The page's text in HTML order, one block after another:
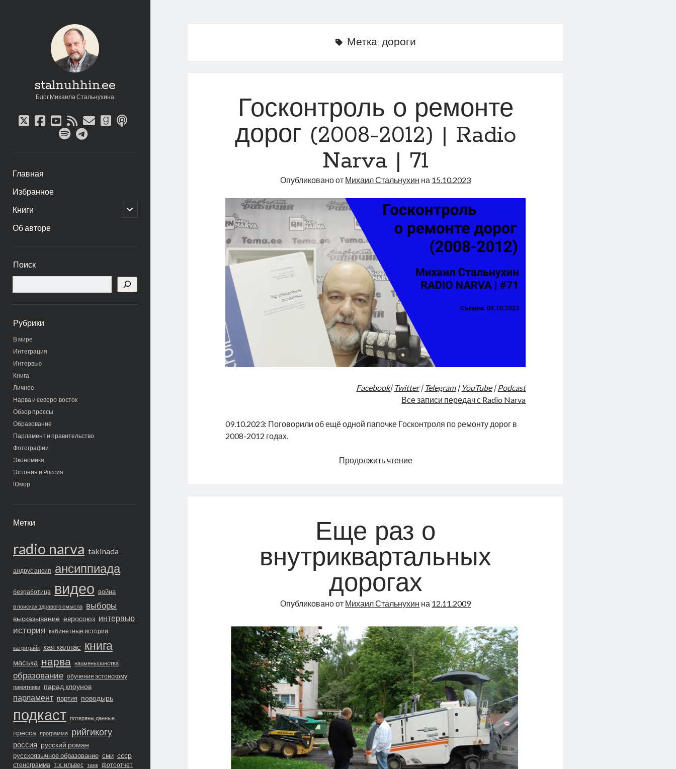
stalnuhhin.ee
Блог Михаила Стальнухина
twitter
facebook
youtube
rssemailgoodreads
podcast
spotifytelegram
Главная
Избранное
Книги
открыть
дочернее
Об авторе
панель
Поиск
Рубрики
В мире
Интеграция
Интервью
Книга
Личное
Нарва и северо-восток
Обзор прессы
Образование
Парламент и правительство
Фотографии
Экономика
Эстония и Россия
Юмор
Метки
radio narva takinada
андрус ансип ансиппиада
безработица видео война
в поисках здравого смысла выборы
высказывание евросоюз интервью
история кабинетные истории
катри райк кая каллас книга
маська нарва нацменьшинства
образование обучение эстонскому
памятники парад клоунов
парламент партия поводырь
подкаст потеряны данные
пресса программа рийгикогу
россия русский роман
русскоязычное образование сми ссср
стенограмма т.х. ильвес танк фотоотчет
Метка: дороги
Госконтроль о ремонте
дорог (2008-2012) | Radio
Narva | 71
Опубликовано от Михаил Стальнухин на 15.10.2023
Facebook| Twitter| Telegram| YouTube| Podcast
Все записи передач с Radio Narva
09.10.2023: Поговорили об ещё одной папочке Госконтроля по ремонту дорог в
2008-2012 годах.
Продолжить чтениеГосконтроль
|
Narva
|
71
Еще раз о
внутриквартальных
дорогах
Опубликовано от Михаил Стальнухин на 12.11.2009